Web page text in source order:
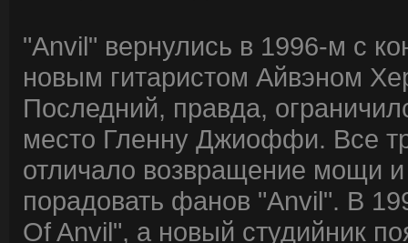
"Anvil" вернулись в 1996-м с
новым гитаристом Айвэном
Последний, правда,
место Гленну Джиоффи. Все
отличало возвращение мощи и
порадовать фанов "Anvil". В
Of Anvil", а новый студийник